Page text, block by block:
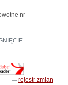
nr
rejestr zmian